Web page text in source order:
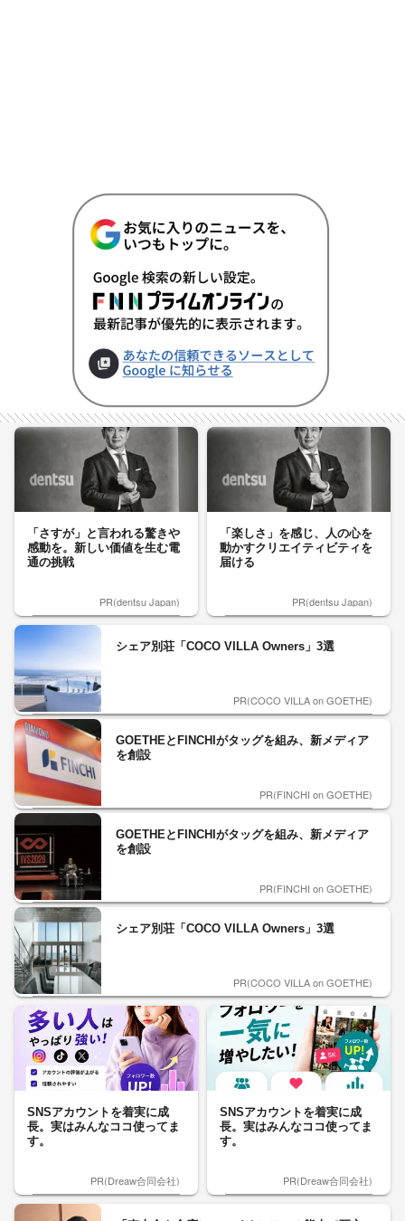
「さすが」と言われる驚きや
感動を。新しい価値を生む電
通の挑戦
PR(dentsu Japan)
「楽しさ」を感じ、人の心を
動かすクリエイティビティを
届ける
PR(dentsu Japan)
シェア別荘「COCO VILLA Owners」3選
PR(COCO VILLA on GOETHE)
GOETHEとFINCHIがタッグを組み、新メディア
を創設
PR(FINCHI on GOETHE)
GOETHEとFINCHIがタッグを組み、新メディア
を創設
PR(FINCHI on GOETHE)
シェア別荘「COCO VILLA Owners」3選
PR(COCO VILLA on GOETHE)
SNSアカウントを着実に成
長。実はみんなココ使ってま
す。
PR(Dreaw合同会社)
SNSアカウントを着実に成
長。実はみんなココ使ってま
す。
PR(Dreaw合同会社)